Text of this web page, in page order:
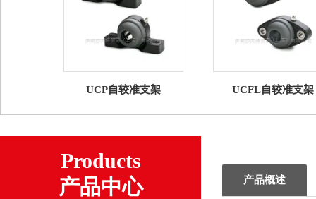
UCP自较准支架 UCFL自较准支架
Products
产品中心
产品概述